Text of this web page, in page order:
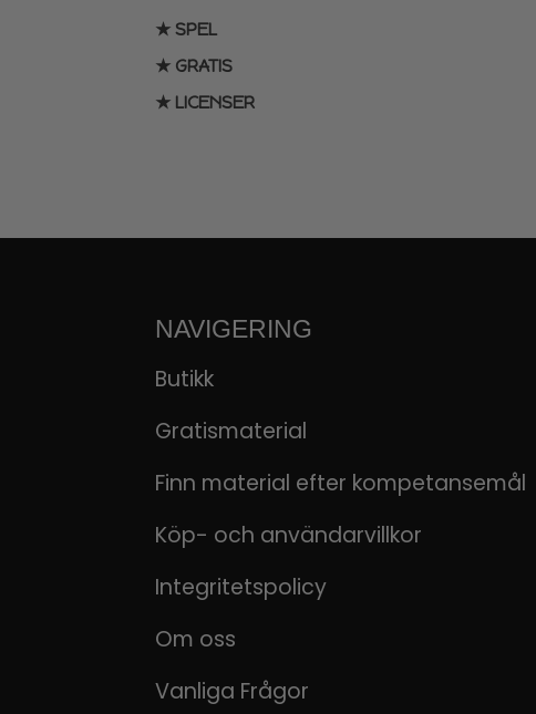
★ SPEL
★ GRATIS
★ LICENSER
NAVIGERING
Butikk
Gratismaterial
Finn material efter kompetansemål
Köp- och användarvillkor
Integritetspolicy
Om oss
Vanliga Frågor